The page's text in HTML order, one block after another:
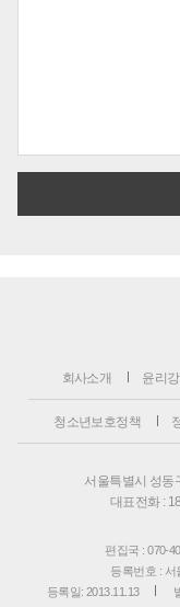
회사소개 윤리
청소년보호정책
서울특별시 성동
대표전화 :
편집국 : 070-
등록번호 : 서
등록일: 2013.11.13